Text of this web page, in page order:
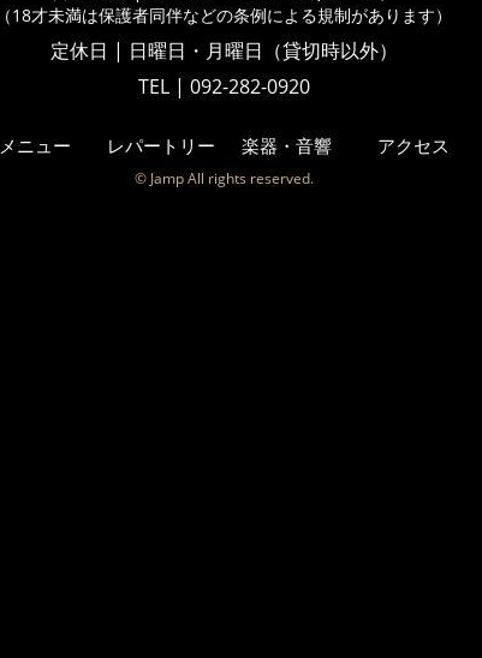
（18才未満は保護者同伴などの条例による規制があります）
定休日 | 日曜日・月曜日（貸切時以外）
TEL | 092-282-0920
メニュー レパートリー 楽器・音響 アクセス
© Jamp All rights reserved.